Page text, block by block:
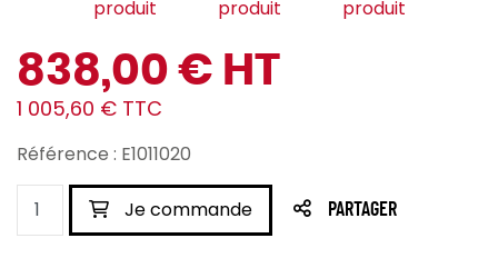
838,00 € HT
1 005,60 € TTC
Référence : E1011020
Je commande PARTAGER